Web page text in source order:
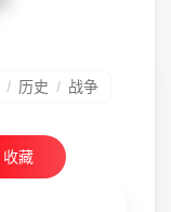
/ 历史 / 战争
收藏